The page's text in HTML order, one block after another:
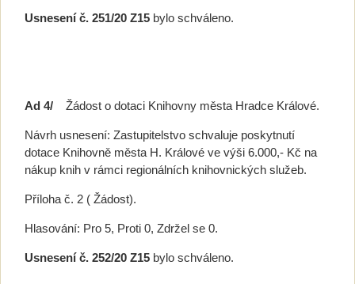
Usnesení č. 251/20 Z15 bylo schváleno.
Ad 4/ Žádost o dotaci Knihovny města Hradce Králové.
Návrh usnesení: Zastupitelstvo schvaluje poskytnutí
dotace Knihovně města H. Králové ve výši 6.000,- Kč na
nákup knih v rámci regionálních knihovnických služeb.
Příloha č. 2 ( Žádost).
Hlasování: Pro 5, Proti 0, Zdržel se 0.
Usnesení č. 252/20 Z15 bylo schváleno.